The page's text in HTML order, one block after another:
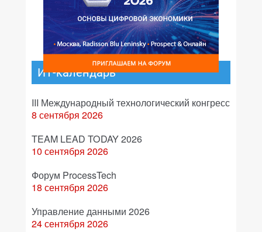
ИТ-календарь
III Международный технологический конгресс
8 сентября 2026
TEAM LEAD TODAY 2026
10 сентября 2026
Форум ProcessTech
18 сентября 2026
Управление данными 2026
24 сентября 2026